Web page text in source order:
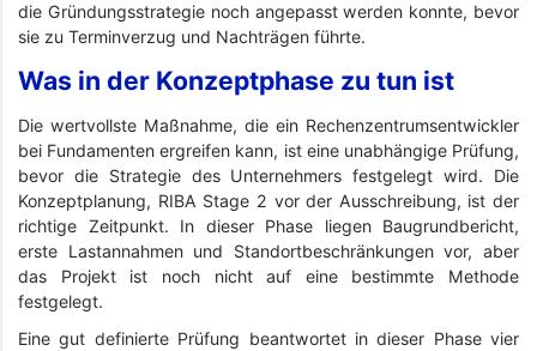
die Gründungsstrategie noch angepasst werden konnte, bevor
sie zu Terminverzug und Nachträgen führte.
Was in der Konzeptphase zu tun ist
Die wertvollste Maßnahme, die ein Rechenzentrumsentwickler
bei Fundamenten ergreifen kann, ist eine unabhängige Prüfung,
bevor die Strategie des Unternehmers festgelegt wird. Die
Konzeptplanung, RIBA Stage 2 vor der Ausschreibung, ist der
richtige Zeitpunkt. In dieser Phase liegen Baugrundbericht,
erste Lastannahmen und Standortbeschränkungen vor, aber
das Projekt ist noch nicht auf eine bestimmte Methode
festgelegt.
Eine gut definierte Prüfung beantwortet in dieser Phase vier